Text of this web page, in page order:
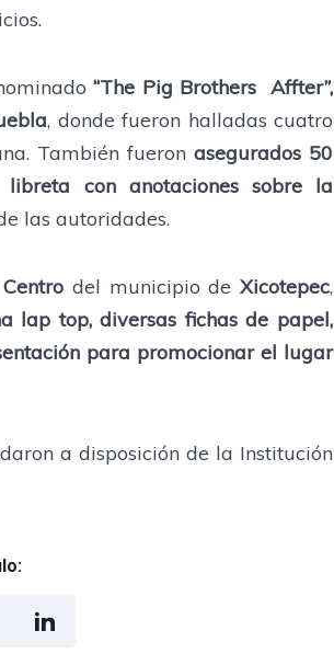
“The Pig Brothers Affter”,
, donde fueron halladas cuatro
También fueronasegurados 50
con anotaciones sobre la
las autoridades.
del municipio deXicotepec,
lap top, diversas fichas de papel,
para promocionar el lugar
a disposición de la Institución